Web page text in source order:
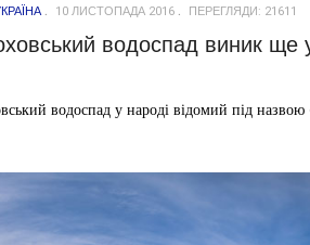
10 ЛИСТОПАДА 2016 ПЕРЕГЛЯДИ: 21611
водоспад виник ще
водоспад у народі відомий під назвою